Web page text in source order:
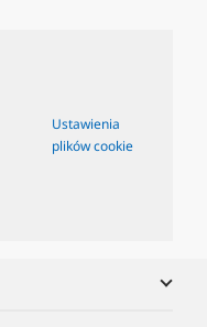
Ustawienia
plików cookie